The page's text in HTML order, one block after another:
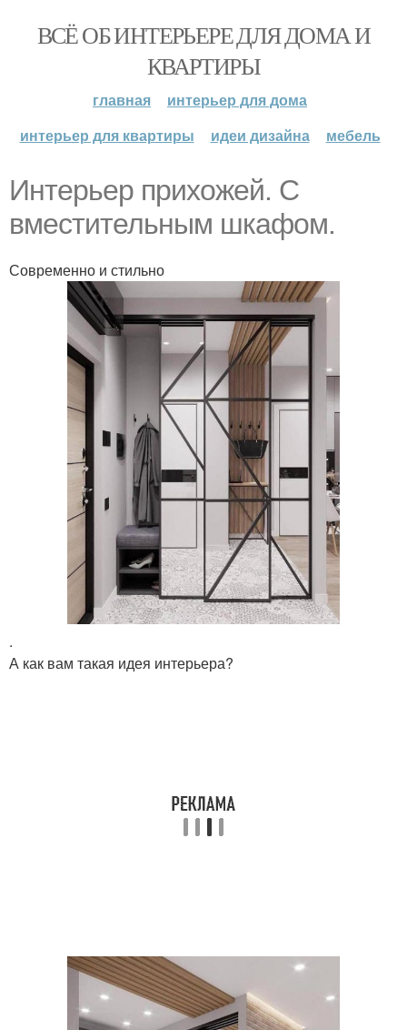
ВСЁ ОБ ИНТЕРЬЕРЕ ДЛЯ ДОМА И
КВАРТИРЫ
главная
интерьер для дома
интерьер для квартиры
идеи дизайна мебель
Интерьер прихожей. С
вместительным шкафом.
Современно и стильно
.
А как вам такая идея интерьера?